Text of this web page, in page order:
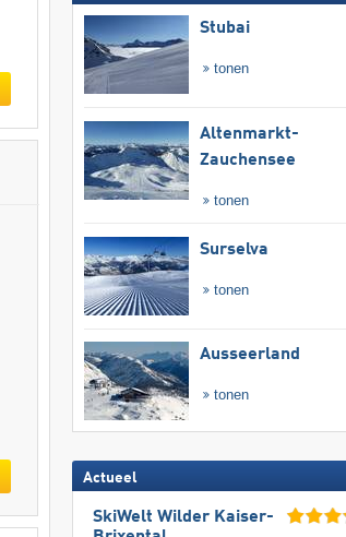
Stubai
tonen
Altenmarkt-
Zauchensee
tonen
Surselva
tonen
Ausseerland
tonen
Actueel
SkiWelt Wilder Kaiser-